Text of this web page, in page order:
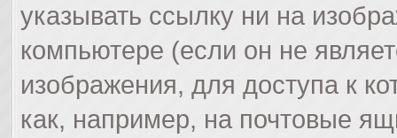
указывать ссылку ни на
компьютере (если он не
изображения, для доступа к
как, например, на почтовые